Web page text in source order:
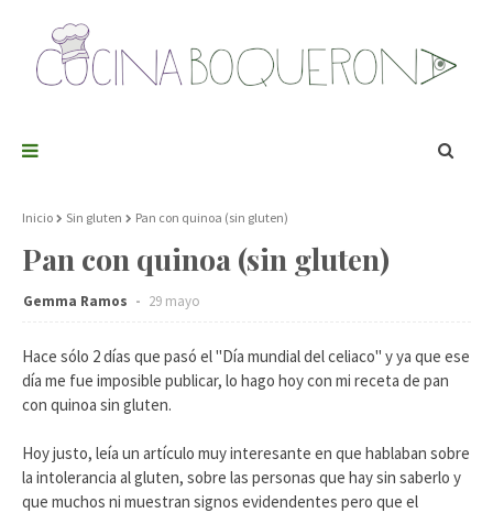
Inicio Sin gluten Pan con quinoa (sin gluten)
Pan con quinoa (sin gluten)
Gemma Ramos 29 mayo
Hace sólo 2 días que pasó el "Día mundial del celiaco" y ya que ese
día me fue imposible publicar, lo hago hoy con mi receta de pan
con quinoa sin gluten.
Hoy justo, leía un artículo muy interesante en que hablaban sobre
la intolerancia al gluten, sobre las personas que hay sin saberlo y
que muchos ni muestran signos evidendentes pero que el